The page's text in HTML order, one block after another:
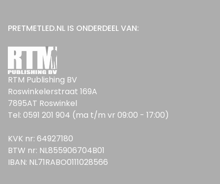
PRETMETLED.NL IS ONDERDEEL VAN:
RTM Publishing BV
Roswinkelerstraat 169A
7895AT Roswinkel
Tel: 0591 201 904 (ma t/m vr 09:00 - 17:00)
KVK nr: 64927180
BTW nr: NL855906704B01
IBAN: NL71RABO0111028566